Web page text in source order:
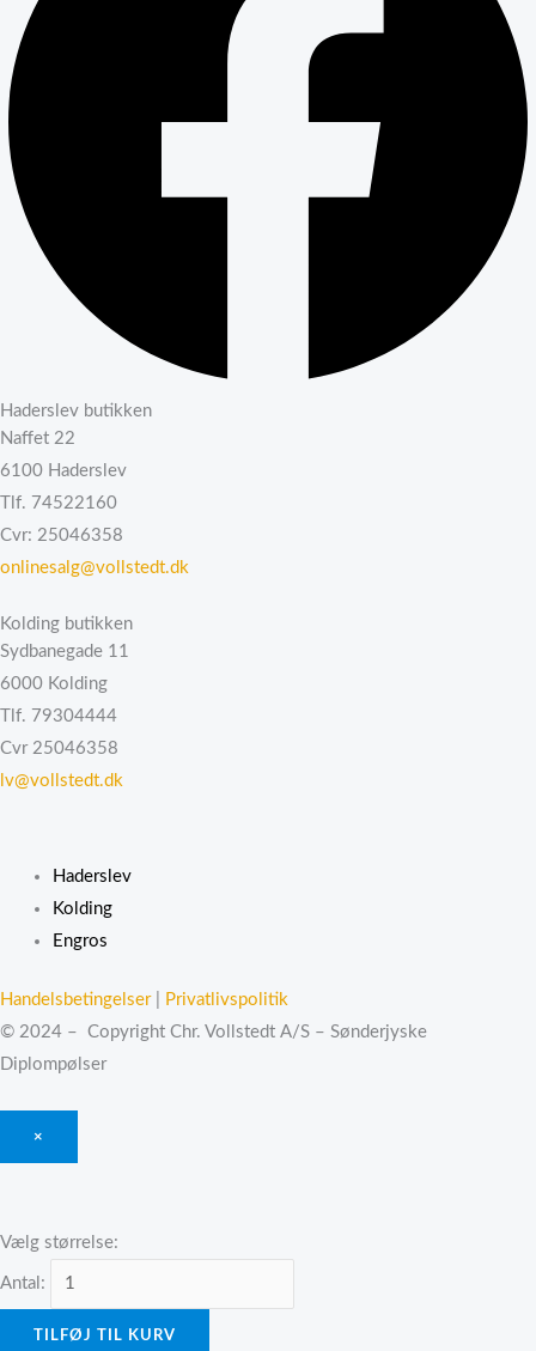
Haderslev butikken
Naffet 22
6100 Haderslev
Tlf. 74522160
Cvr: 25046358
onlinesalg@vollstedt.dk
Kolding butikken
Sydbanegade 11
6000 Kolding
Tlf. 79304444
Cvr 25046358
lv@vollstedt.dk
Haderslev
Kolding
Engros
Handelsbetingelser|
Privatlivspolitik
© 2024 – Copyright Chr. Vollstedt A/S – Sønderjyske
Diplompølser
×
Vælg størrelse:
Antal:
TILFØJ TIL KURV